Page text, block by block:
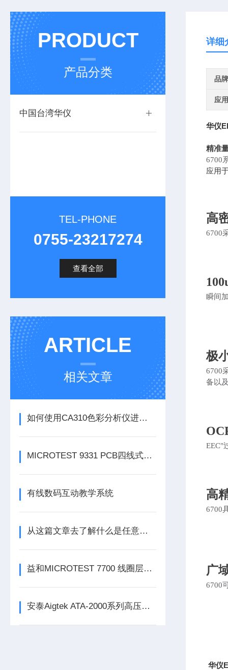
PRODUCT
产品分类
中国台湾华仪
TEL-PHONE
0755-23217274
查看全部
ARTICLE
相关文章
如何使用CA310色彩分析仪进行颜色测量
MICROTEST 9331 PCB四线式导通耐压测试仪
有线数码互动教学系统
从这篇文章去了解什么是任意波函数发生器
益和MICROTEST 7700 线圈层间短路测试仪
安泰Aigtek ATA-2000系列高压放大器
详细
品牌
应
华仪
精准
6700
应用
高
6700
瞬间
极
6700
备以
EEC"
高
6700
广
6700
华仪